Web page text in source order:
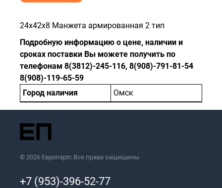
24x42x8 Манжета армированная 2 тип
Подробную информацию о цене, наличии и
сроках поставки Вы можете получить по
телефонам 8(3812)-245-116, 8(908)-791-81-54
8(908)-119-65-59
Город наличия
Омск
© 2026 Европартс Все права защищены
+7 (953)-396-52-77